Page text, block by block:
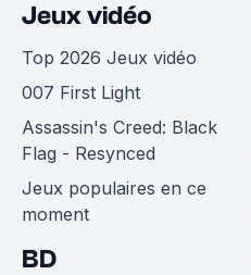
Jeux vidéo
Top 2026 Jeux vidéo
007 First Light
Assassin's Creed: Black
Flag - Resynced
Jeux populaires en ce
moment
BD